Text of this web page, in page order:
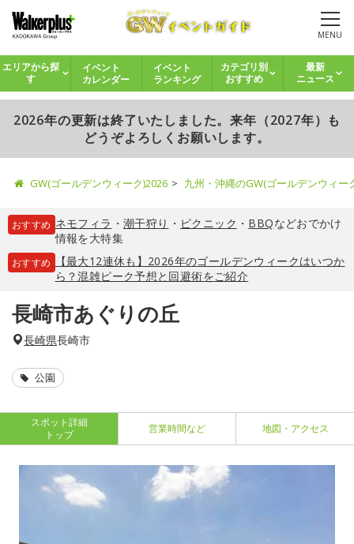
MENU
エリアから探
す
イベント
カレンダー
イベント
ランキング
カテゴリ別
おすすめ
最新
ニュース
2026年の更新は終了いたしました。来年（2027年）も
どうぞよろしくお願いします。
GW(ゴールデンウィーク)2026 九州・沖縄のGW(ゴールデンウィ
おすすめ ネモフィラ ・ 潮干狩り ・ ピクニック ・ BBQなどおでかけ
情報を大特集
おすすめ
【最大12連休も】2026年のゴールデンウィークはいつか
ら？混雑ピーク予想と回避術をご紹介
長崎市あぐりの丘
長崎県長崎市
公園
スポット詳細
トップ
営業時間など 地図・アクセス